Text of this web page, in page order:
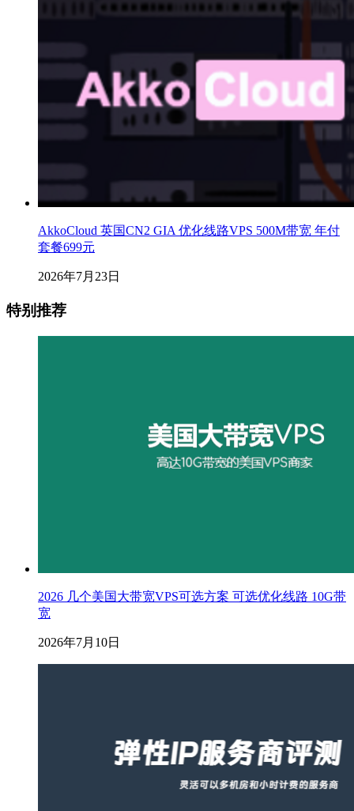
AkkoCloud 英国CN2 GIA 优化线路VPS 500M带宽 年付
套餐699元
2026年7月23日
特别推荐
2026 几个美国大带宽VPS可选方案 可选优化线路 10G带
宽
2026年7月10日